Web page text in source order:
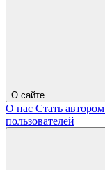
О сайте
О нас Стать автором
пользователей